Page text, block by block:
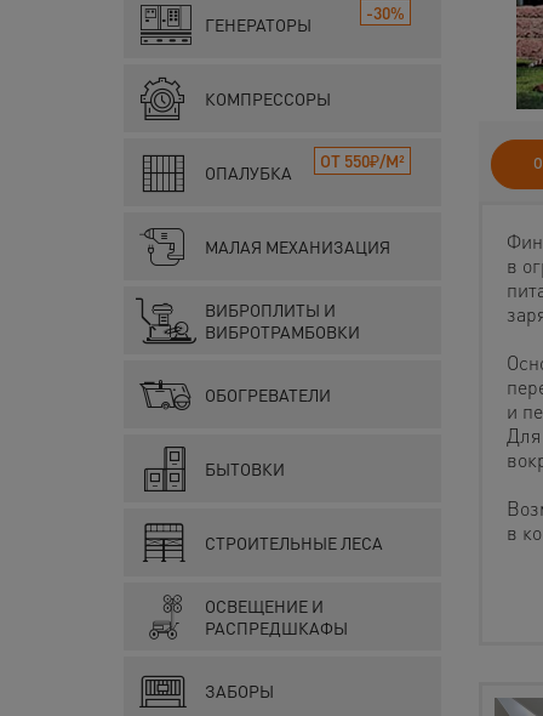
ГЕНЕРАТОРЫ
-30%
КОМПРЕССОРЫ
ОПАЛУБКА
ОТ 550₽/М²
МАЛАЯ МЕХАНИЗАЦИЯ
ВИБРОПЛИТЫ И
ВИБРОТРАМБОВКИ
ОБОГРЕВАТЕЛИ
БЫТОВКИ
СТРОИТЕЛЬНЫЕ ЛЕСА
ОСВЕЩЕНИЕ И
РАСПРЕДШКАФЫ
ЗАБОРЫ
в
и
в